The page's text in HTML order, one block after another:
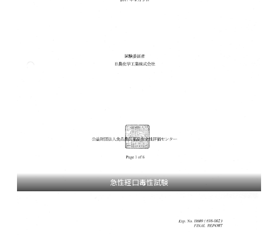
急性経口毒性試験